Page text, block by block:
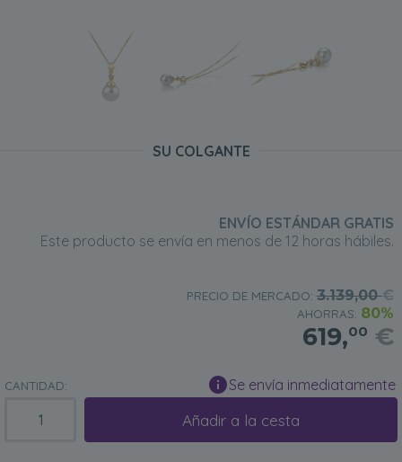
SU COLGANTE
ENVÍO ESTÁNDAR GRATIS
Este producto se envía en menos de 12 horas hábiles.
PRECIO DE MERCADO: 3.139,00€
AHORRAS: 80%
619,00 €
CANTIDAD: Se envía inmediatamente
Añadir a la cesta